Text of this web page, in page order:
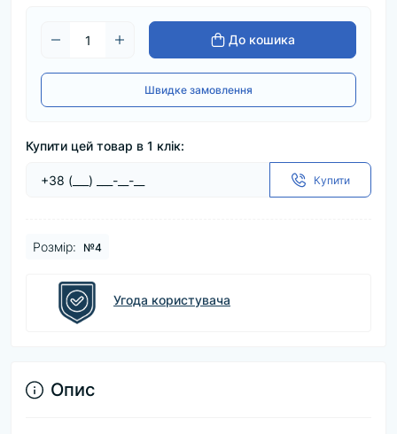
До кошика
Швидке замовлення
Купити цей товар в 1 клік:
Купити
Розмір: №4
Угода користувача
Опис